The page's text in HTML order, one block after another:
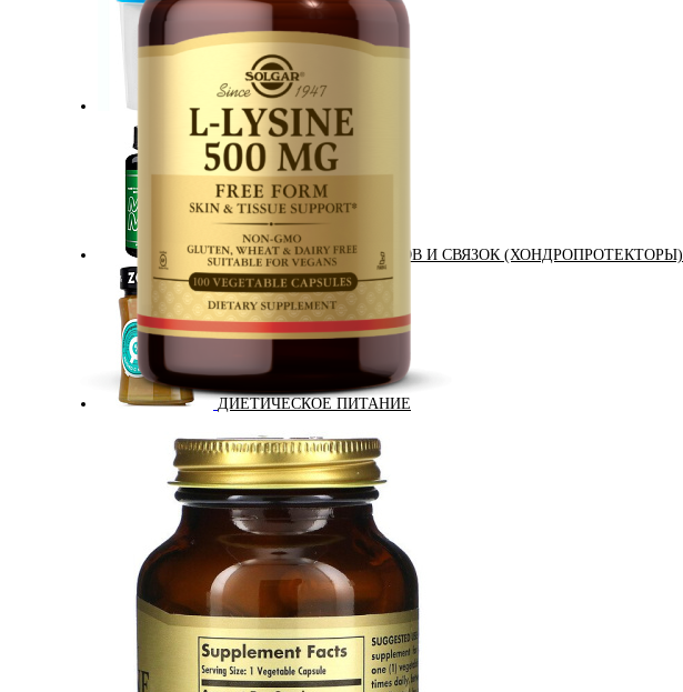
АКСЕССУАРЫ
ДОБАВКИ ДЛЯ СУСТАВОВ И СВЯЗОК (ХОНДРОПРОТЕКТОРЫ)
ДИЕТИЧЕСКОЕ ПИТАНИЕ
ЖИРОСЖИГАТЕЛИ